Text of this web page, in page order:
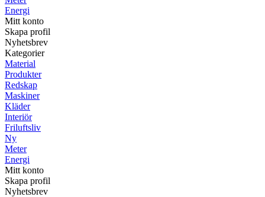
Energi
Mitt konto
Skapa profil
Nyhetsbrev
Kategorier
Material
Produkter
Redskap
Maskiner
Kläder
Interiör
Friluftsliv
Ny
Meter
Energi
Mitt konto
Skapa profil
Nyhetsbrev